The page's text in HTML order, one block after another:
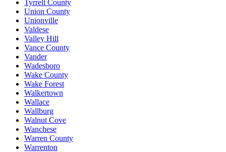
Tyrrell County
Union County
Unionville
Valdese
Valley Hill
Vance County
Vander
Wadesboro
Wake County
Wake Forest
Walkertown
Wallace
Wallburg
Walnut Cove
Wanchese
Warren County
Warrenton